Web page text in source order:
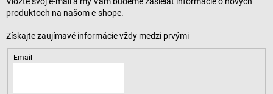
produktoch na našom e-shope.
Email